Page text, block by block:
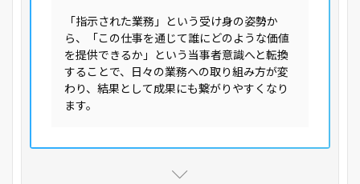
「指示された業務」という受け身の姿勢か
ら、「この仕事を通じて誰にどのような価値
を提供できるか」という当事者意識へと転換
することで、日々の業務への取り組み方が変
わり、結果として成果にも繋がりやすくなり
ます。